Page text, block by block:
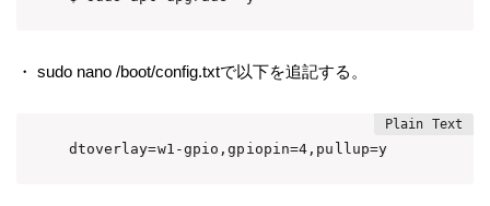
・ sudo nano /boot/config.txtで以下を追記する。
dtoverlay=w1-gpio,gpiopin=4,pullup=y